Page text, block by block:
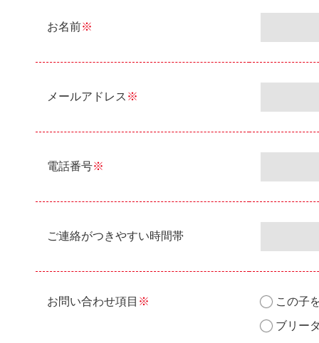
お名前※
メールアドレス ※
電話番号※
ご連絡がつきやすい時間帯
お問い合わせ項目 ※
この子
ブリー